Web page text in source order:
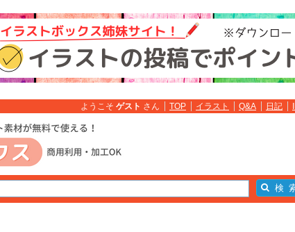
ようこそ ゲスト さん TOP イラスト Q&A 日記